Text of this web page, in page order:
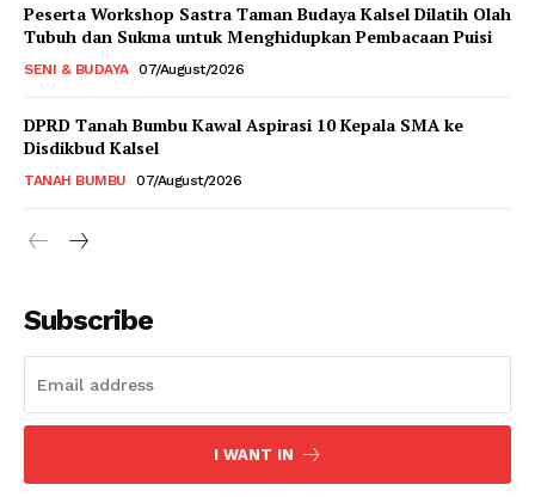
Peserta Workshop Sastra Taman Budaya Kalsel Dilatih Olah
Tubuh dan Sukma untuk Menghidupkan Pembacaan Puisi
SENI & BUDAYA 07/August/2026
DPRD Tanah Bumbu Kawal Aspirasi 10 Kepala SMA ke
Disdikbud Kalsel
TANAH BUMBU 07/August/2026
Subscribe
I WANT IN